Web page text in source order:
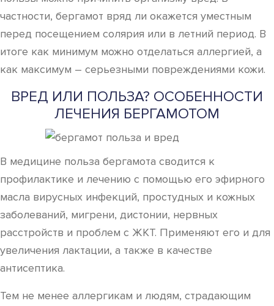
частности, бергамот вряд ли окажется уместным
перед посещением солярия или в летний период. В
итоге как минимум можно отделаться аллергией, а
как максимум – серьезными повреждениями кожи.
ВРЕД ИЛИ ПОЛЬЗА? ОСОБЕННОСТИ
ЛЕЧЕНИЯ БЕРГАМОТОМ
В медицине польза бергамота сводится к
профилактике и лечению с помощью его эфирного
масла вирусных инфекций, простудных и кожных
заболеваний, мигрени, дистонии, нервных
расстройств и проблем с ЖКТ. Применяют его и для
увеличения лактации, а также в качестве
антисептика.
Тем не менее аллергикам и людям, страдающим